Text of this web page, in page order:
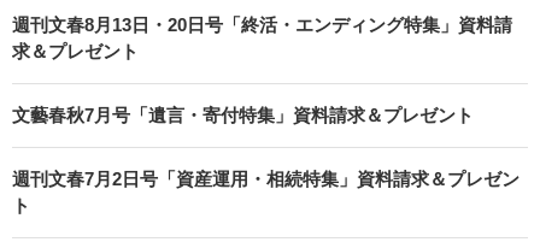
週刊文春8月13日・20日号「終活・エンディング特集」資料請
求＆プレゼント
文藝春秋7月号「遺言・寄付特集」資料請求＆プレゼント
週刊文春7月2日号「資産運用・相続特集」資料請求＆プレゼン
ト